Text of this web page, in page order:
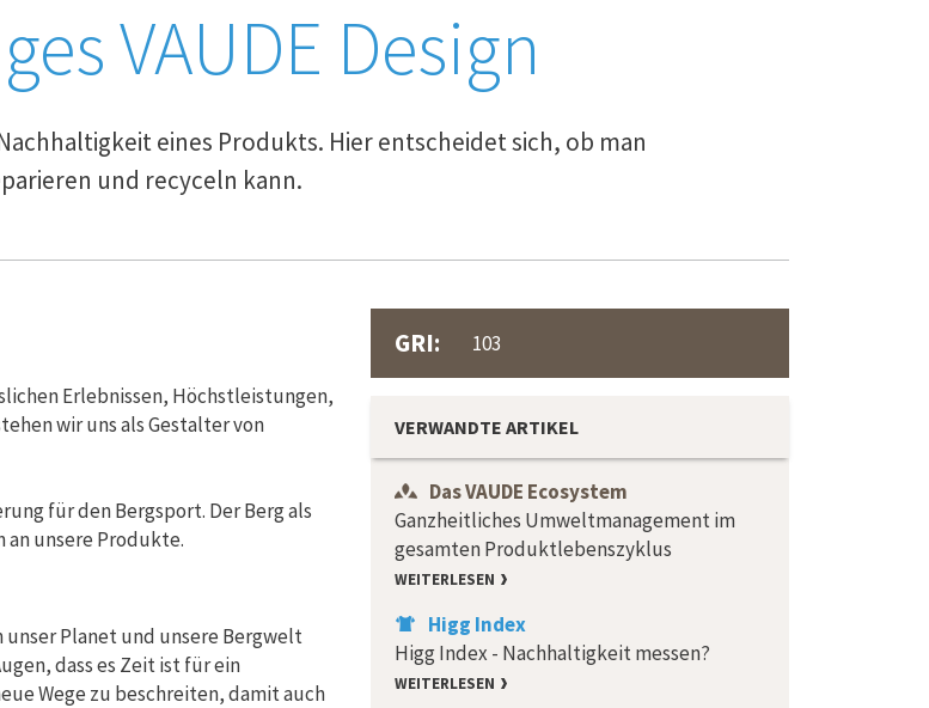
VAUDE Design
eines Produkts. Hier entscheidet sich, ob man
und recyceln kann.
Erlebnissen, Höchstleistungen,
wir uns als Gestalter von
für den Bergsport. Der Berg als
an unsere Produkte.
Planet und unsere Bergwelt
dass es Zeit ist für ein
Wege zu beschreiten, damit auch
GRI: 103
VERWANDTE ARTIKEL
Das VAUDE Ecosystem
Ganzheitliches Umweltmanagement im
gesamten Produktlebenszyklus
WEITERLESEN
Higg Index
Higg Index - Nachhaltigkeit messen?
WEITERLESEN